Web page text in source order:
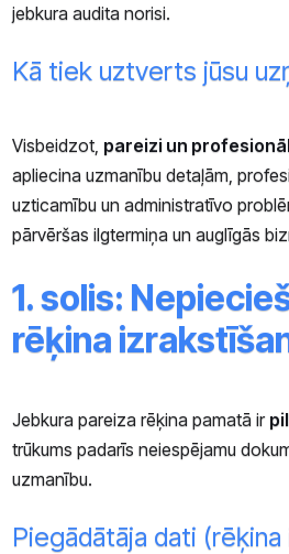
jebkura audita norisi.
Kā tiek uztverts jūsu
Visbeidzot, pareizi un
apliecina uzmanību detaļām,
uzticamību un administratīvo
pārvēršas ilgtermiņa un auglīgās
1. solis:
rēķina
Jebkura pareiza rēķina pamatā ir
trūkums padarīs neiespējamu
uzmanību.
Piegādātāja dati